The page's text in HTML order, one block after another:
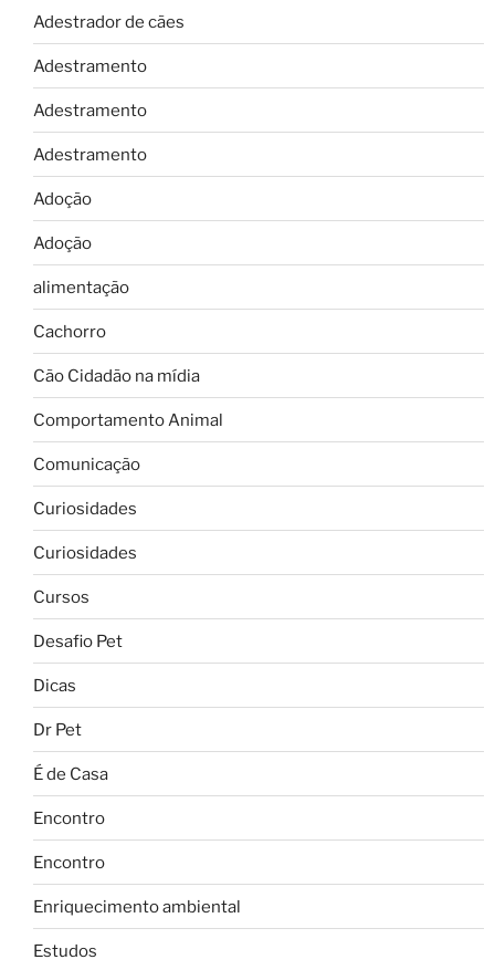
Adestrador de cães
Adestramento
Adestramento
Adestramento
Adoção
Adoção
alimentação
Cachorro
Cão Cidadão na mídia
Comportamento Animal
Comunicação
Curiosidades
Curiosidades
Cursos
Desafio Pet
Dicas
Dr Pet
É de Casa
Encontro
Encontro
Enriquecimento ambiental
Estudos